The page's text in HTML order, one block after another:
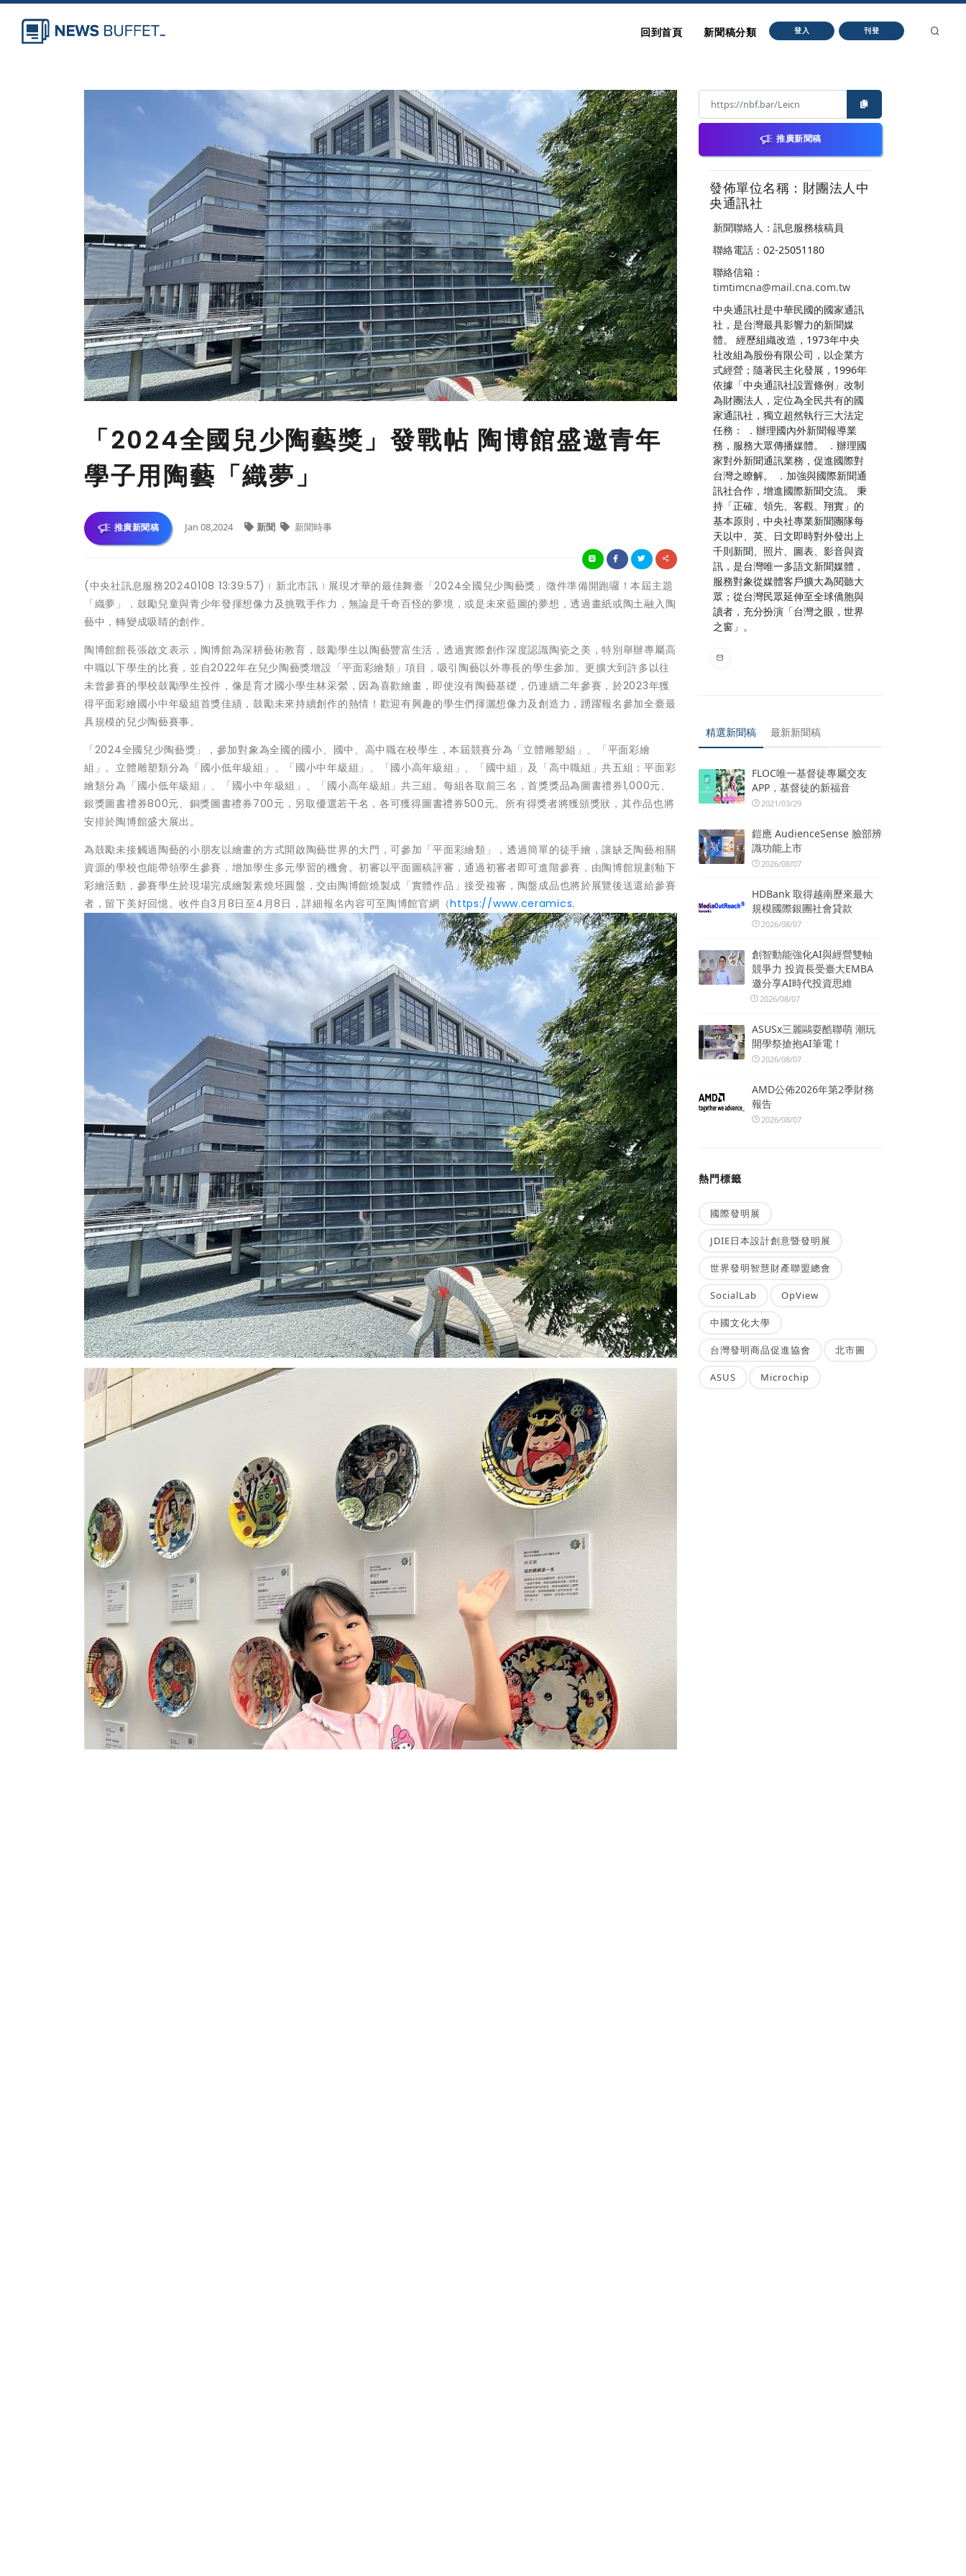
回到首頁 新聞稿分類 登入 刊登
「2024全國兒少陶藝獎」發戰帖 陶博館盛邀青年
學子用陶藝「織夢」
推廣新聞稿 Jan 08,2024 新聞 新聞時事
(中央社訊息服務20240108 13:39:57)﹝新北市訊﹞展現才華的最佳舞臺「2024全國兒少陶藝獎」徵件準備開跑囉！本屆主題
「織夢」，鼓勵兒童與青少年發揮想像力及挑戰手作力，無論是千奇百怪的夢境，或是未來藍圖的夢想，透過畫紙或陶土融入陶
藝中，轉變成吸睛的創作。
陶博館館長張啟文表示，陶博館為深耕藝術教育，鼓勵學生以陶藝豐富生活，透過實際創作深度認識陶瓷之美，特別舉辦專屬高
中職以下學生的比賽，並自2022年在兒少陶藝獎增設「平面彩繪類」項目，吸引陶藝以外專長的學生參加。更擴大到許多以往
未曾參賽的學校鼓勵學生投件，像是育才國小學生林采縈，因為喜歡繪畫，即使沒有陶藝基礎，仍連續二年參賽，於2023年獲
得平面彩繪國小中年級組首獎佳績，鼓勵未來持續創作的熱情！歡迎有興趣的學生們揮灑想像力及創造力，踴躍報名參加全臺最
具規模的兒少陶藝賽事。
「2024全國兒少陶藝獎」，參加對象為全國的國小、國中、高中職在校學生，本屆競賽分為「立體雕塑組」、「平面彩繪
組」。立體雕塑類分為「國小低年級組」、「國小中年級組」、「國小高年級組」、「國中組」及「高中職組」共五組；平面彩
繪類分為「國小低年級組」、「國小中年級組」、「國小高年級組」共三組。每組各取前三名，首獎獎品為圖書禮券1,000元、
銀獎圖書禮券800元、銅獎圖書禮券700元，另取優選若干名，各可獲得圖書禮券500元。所有得獎者將獲頒獎狀，其作品也將
安排於陶博館盛大展出。
為鼓勵未接觸過陶藝的小朋友以繪畫的方式開啟陶藝世界的大門，可參加「平面彩繪類」，透過簡單的徒手繪，讓缺乏陶藝相關
資源的學校也能帶領學生參賽，增加學生多元學習的機會。初審以平面圖稿評審，通過初審者即可進階參賽，由陶博館規劃釉下
彩繪活動，參賽學生於現場完成繪製素燒坯圓盤，交由陶博館燒製成「實體作品」接受複審，陶盤成品也將於展覽後送還給參賽
者，留下美好回憶。收件自3月8日至4月8日，詳細報名內容可至陶博館官網（https://www.ceramics.
推廣新聞稿
發佈單位名稱：財團法人中
央通訊社
新聞聯絡人：訊息服務核稿員
聯絡電話：02-25051180
聯絡信箱：
timtimcna@mail.cna.com.tw
中央通訊社是中華民國的國家通訊
社，是台灣最具影響力的新聞媒
體。 經歷組織改造，1973年中央
社改組為股份有限公司，以企業方
式經營；隨著民主化發展，1996年
依據「中央通訊社設置條例」改制
為財團法人，定位為全民共有的國
家通訊社，獨立超然執行三大法定
任務： ．辦理國內外新聞報導業
務，服務大眾傳播媒體。 ．辦理國
家對外新聞通訊業務，促進國際對
台灣之瞭解。 ．加強與國際新聞通
訊社合作，增進國際新聞交流。 秉
持「正確、領先、客觀、翔實」的
基本原則，中央社專業新聞團隊每
天以中、英、日文即時對外發出上
千則新聞、照片、圖表、影音與資
訊，是台灣唯一多語文新聞媒體，
服務對象從媒體客戶擴大為閱聽大
眾；從台灣民眾延伸至全球僑胞與
讀者，充分扮演「台灣之眼，世界
之窗」。
精選新聞稿 最新新聞稿
FLOC唯一基督徒專屬交友
APP，基督徒的新福音
2021/03/29
鎧應 AudienceSense 臉部辨
識功能上市
2026/08/07
HDBank 取得越南歷來最大
規模國際銀團社會貸款
2026/08/07
創智動能強化AI與經營雙軸
競爭力 投資長受臺大EMBA
邀分享AI時代投資思維
2026/08/07
ASUSx三麗鷗耍酷聯萌 潮玩
開學祭搶抱AI筆電！
2026/08/07
AMD公佈2026年第2季財務
報告
2026/08/07
熱門標籤
國際發明展
JDIE日本設計創意暨發明展
世界發明智慧財產聯盟總會
SocialLab OpView
中國文化大學
台灣發明商品促進協會 北市圖
ASUS Microchip